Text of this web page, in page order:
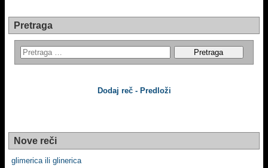
Pretraga
Dodaj reč - Predloži
Nove reči
glimerica ili glinerica